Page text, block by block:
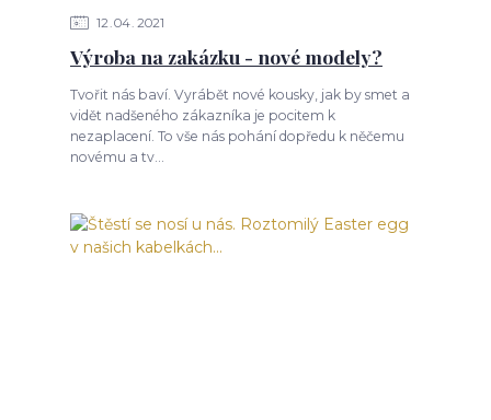
12 04 2021
Výroba na zakázku - nové modely?
Tvořit nás baví. Vyrábět nové kousky, jak by smet a
vidět nadšeného zákazníka je pocitem k
nezaplacení. To vše nás pohání dopředu k něčemu
novému a tv...